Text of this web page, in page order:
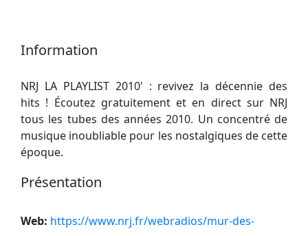
Information
NRJ LA PLAYLIST 2010' : revivez la décennie des
hits ! Écoutez gratuitement et en direct sur NRJ
tous les tubes des années 2010. Un concentré de
musique inoubliable pour les nostalgiques de cette
époque.
Présentation
Web: https://www.nrj.fr/webradios/mur-des-